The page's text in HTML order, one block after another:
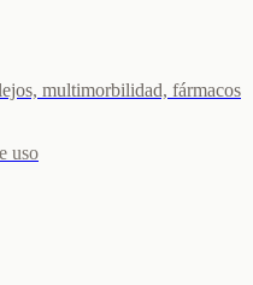
multimorbilidad, fármacos
uso